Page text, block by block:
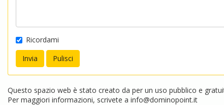
Ricordami
Questo spazio web è stato creato da per un uso pubblico e
Per maggiori informazioni, scrivete a info@dominopoint.it